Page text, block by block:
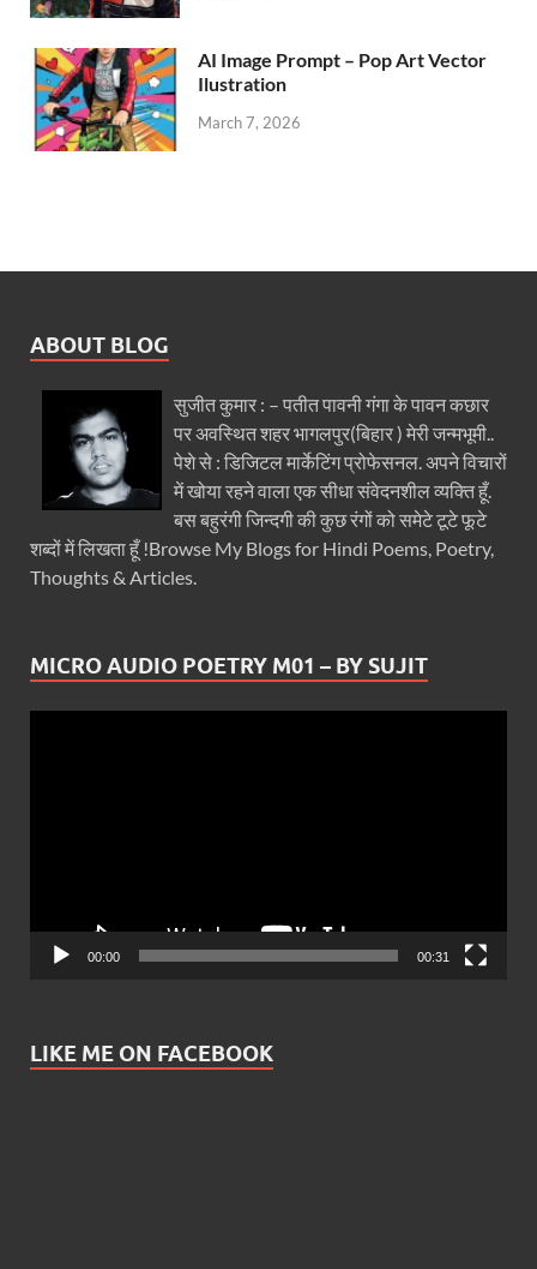
AI Image Prompt – Pop Art Vector
Ilustration
March 7, 2026
ABOUT BLOG
सुजीत कुमार : – पतीत पावनी गंगा के पावन कछार
पर अवस्थित शहर भागलपुर(बिहार ) मेरी जन्मभूमी..
पेशे से : डिजिटल मार्केटिंग प्रोफेसनल. अपने विचारों
में खोया रहने वाला एक सीधा संवेदनशील व्यक्ति हूँ.
बस बहुरंगी जिन्दगी की कुछ रंगों को समेटे टूटे फूटे
शब्दों में लिखता हूँ !Browse My Blogs for Hindi Poems, Poetry,
Thoughts & Articles.
MICRO AUDIO POETRY M01 – BY SUJIT
00:00 00:31
LIKE ME ON FACEBOOK